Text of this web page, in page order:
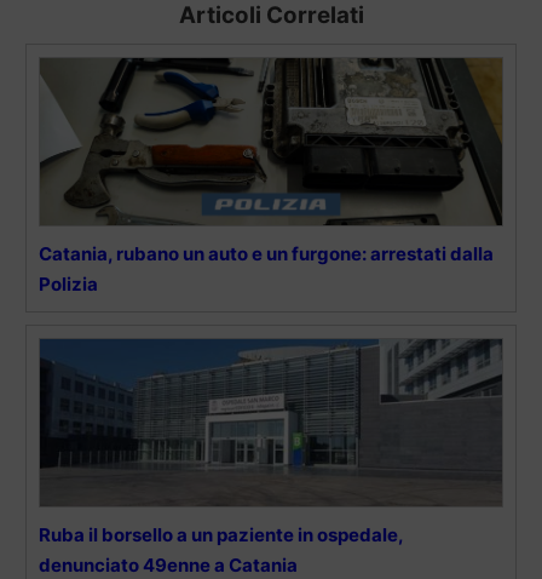
Articoli Correlati
Catania, rubano un auto e un furgone: arrestati dalla
Polizia
Ruba il borsello a un paziente in ospedale,
denunciato 49enne a Catania